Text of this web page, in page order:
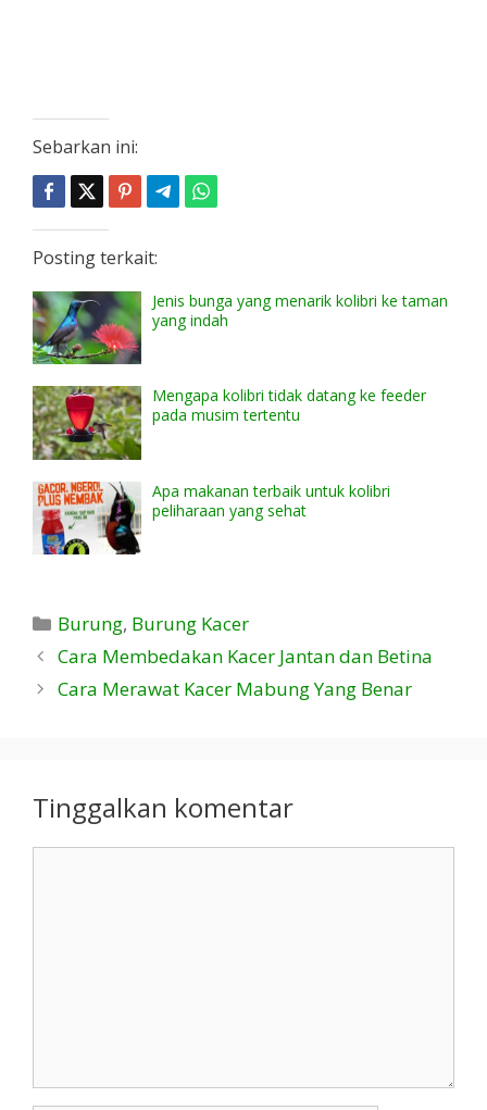
Sebarkan ini:
Posting terkait:
Jenis bunga yang menarik kolibri ke taman
yang indah
Mengapa kolibri tidak datang ke feeder
pada musim tertentu
Apa makanan terbaik untuk kolibri
peliharaan yang sehat
Kategori
Burung, Burung Kacer
Cara Membedakan Kacer Jantan dan Betina
Cara Merawat Kacer Mabung Yang Benar
Tinggalkan komentar